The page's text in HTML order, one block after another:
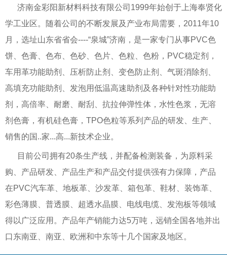
济南金彩阳新材料科技有限公司1999年始创于上海奉贤化
学工业区。随着公司的不断发展及产业布局需要，2011年10
月，选址山东省省会----“泉城”济南，是一家专门从事PVC色
饼、色膏、色布、色砂、色片、色粒、色粉，PVC稳定剂，
车用革功能助剂、压析防止剂、变色防止剂、气斑消除剂、
高填充功能助剂、发泡用低温高速助剂及各种针对性功能助
剂，高倍率、耐磨、耐刮、抗拉伸弹性体，水性色浆，无溶
剂色膏，有机硅色膏，TPO色粒等系列产品的研发、生产、
销售的国..家...高...新技术企业。
目前公司拥有20条生产线，并配备检测装备，为原料采
购、产品研发、产品生产和产品交付提供强有力保障，产品
在PVC汽车革、地板革、沙发革、箱包革、鞋材、装饰革、
彩色薄膜、普透膜、超透水晶膜、电线电缆、发泡板等领域
得以广泛应用。产品年产销能力达5万吨，远销全国各地并出
口东南亚、南亚、欧洲和中东等十几个国家及地区。